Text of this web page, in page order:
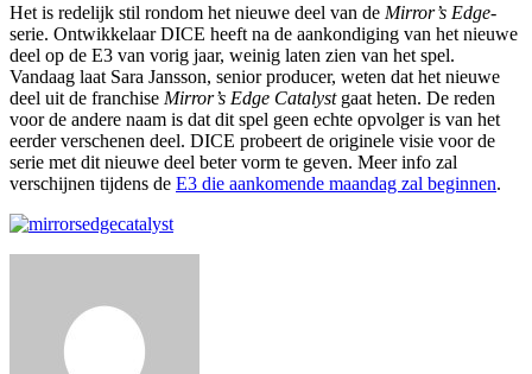
Het is redelijk stil rondom het nieuwe deel van de Mirror’s Edge-
serie. Ontwikkelaar DICE heeft na de aankondiging van het nieuwe
deel op de E3 van vorig jaar, weinig laten zien van het spel.
Vandaag laat Sara Jansson, senior producer, weten dat het nieuwe
deel uit de franchise Mirror’s Edge Catalystgaat heten. De reden
voor de andere naam is dat dit spel geen echte opvolger is van het
eerder verschenen deel. DICE probeert de originele visie voor de
serie met dit nieuwe deel beter vorm te geven. Meer info zal
verschijnen tijdens de E3 die aankomende maandag zal beginnen.